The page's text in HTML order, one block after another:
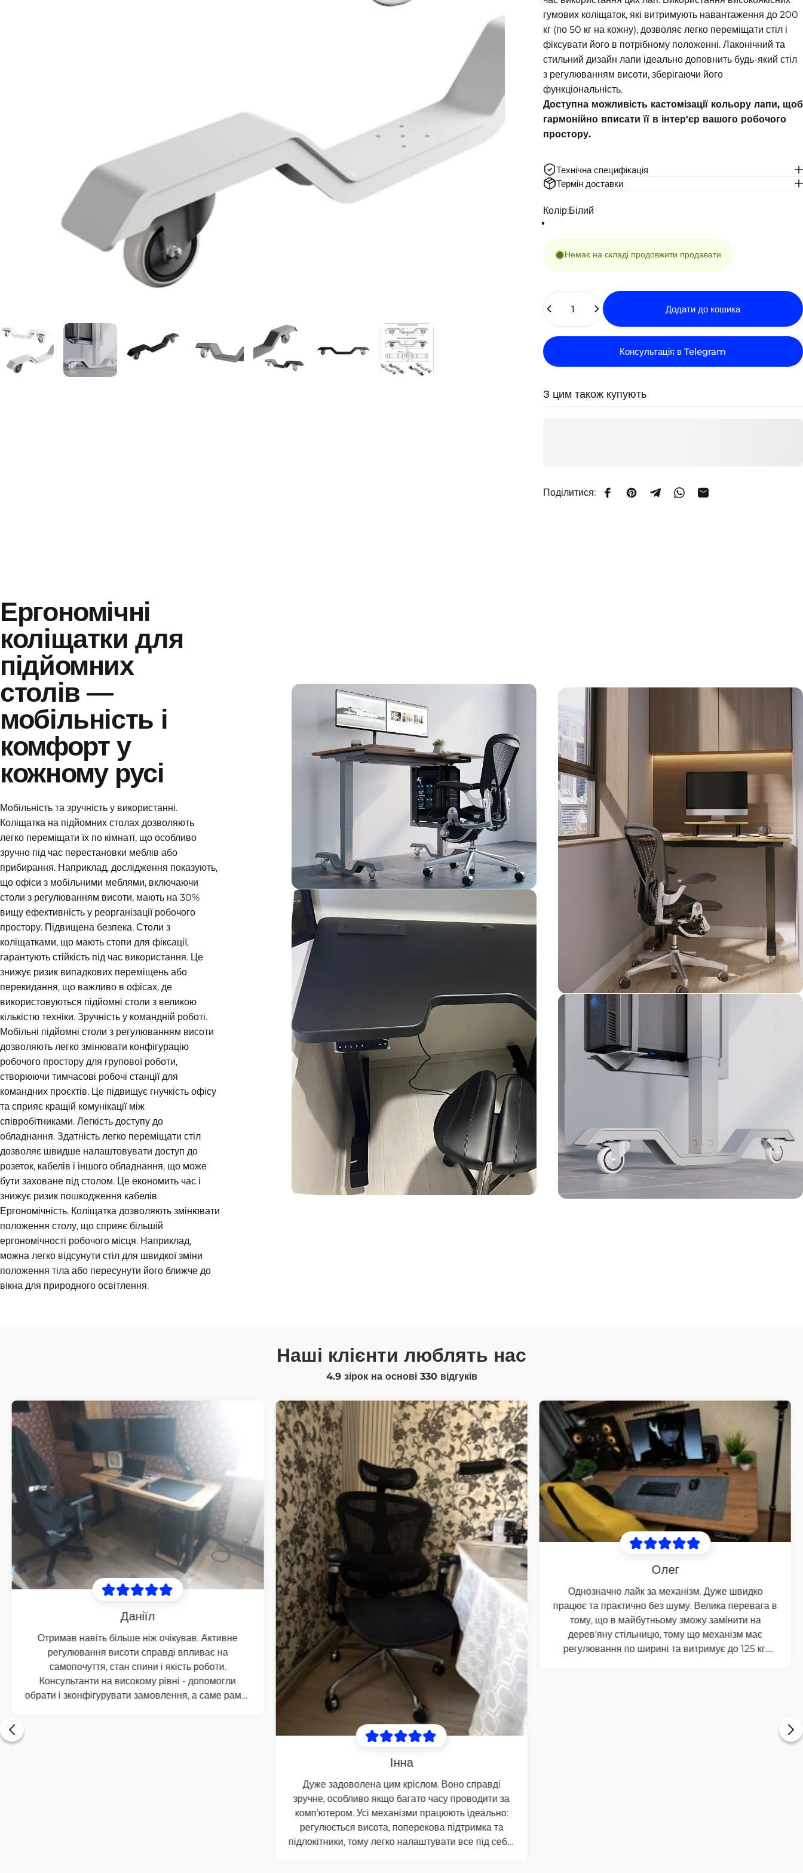
гумових коліщаток, які витримують навантаження до 200
кг (по 50 кг на кожну), дозволяє легко переміщати стіл і
фіксувати його в потрібному положенні. Лаконічний та
стильний дизайн лапи ідеально доповнить будь-який стіл
з регулюванням висоти, зберігаючи його
функціональність.
Доступна можливість кастомізації кольору лапи, щоб
гармонійно вписати її в інтер'єр вашого робочого
простору.
Технічна специфікація
Термін доставки
Колір
Колір:Білий
Немає на складі продовжити продавати
Кількість
Додати до кошика
Консультація в Telegram
З цим також купують
Поділитися: Поділитися на Facebook
Закріпити на Pinterest
Поділитися в Telegram
Поділитися в WhatsApp
Поділитися
Ергономічні
коліщатки для
підйомних
столів —
мобільність і
комфорт у
кожному русі
Мобільність та зручність у використанні.
Коліщатка на підйомних столах дозволяють
легко переміщати їх по кімнаті, що особливо
зручно під час перестановки меблів або
прибирання. Наприклад, дослідження показують,
що офіси з мобільними меблями, включаючи
столи з регулюванням висоти, мають на 30%
вищу ефективність у реорганізації робочого
простору. Підвищена безпека. Столи з
коліщатками, що мають стопи для фіксації,
гарантують стійкість під час використання. Це
знижує ризик випадкових переміщень або
перекидання, що важливо в офісах, де
використовуються підйомні столи з великою
кількістю техніки. Зручність у командній роботі.
Мобільні підйомні столи з регулюванням висоти
дозволяють легко змінювати конфігурацію
робочого простору для групової роботи,
створюючи тимчасові робочі станції для
командних проєктів. Це підвищує гнучкість офісу
та сприяє кращій комунікації між
співробітниками. Легкість доступу до
обладнання. Здатність легко переміщати стіл
дозволяє швидше налаштовувати доступ до
розеток, кабелів і іншого обладнання, що може
бути заховане під столом. Це економить час і
знижує ризик пошкодження кабелів.
Ергономічність. Коліщатка дозволяють змінювати
положення столу, що сприяє більшій
ергономічності робочого місця. Наприклад,
можна легко відсунути стіл для швидкої зміни
положення тіла або пересунути його ближче до
вікна для природного освітлення.
Наші клієнти люблять нас
4.9 зірок на основі 330відгуків
Однозначно лайк за механізм. Дуже швидко
працює та практично без шуму. Велика перевага в
тому, що в майбутньому зможу замінити на
дерев'яну стільницю, тому що механізм має
регулювання по ширині та витримує до 125 кг.
Сама стільниця також хорошої якості, обрав МДФ у
кольорі Дуб Мерсей (LG). Візуально дуже
сподобався колір, по суті - це те, що я хотів.
Поверхня приємна тактильно і не марудиться.
Розміри: 1700х820мм. Із мінусів можу виділити
прогин стільниця в зоні, де монітор, ПК та де
можливо це вже якось сам апгрейдну. Знову ж
буде, тому що знаю і попередній стіл був із ясеню.
Керування сенсорне, зручне. Добре, що є
блокування, бо випадково біля столу можна
зачепити кнопки. Є режим блокування підйому при
перешкодах, але навіть на найбільш чутливому
Максим
Майже пів року пішло у мене на прийняття
рішення про покупку стола з